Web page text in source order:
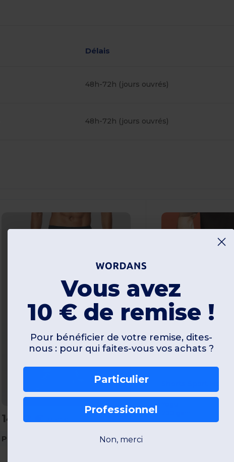
Délais
48h-72h (jours ouvrés)
48h-72h (jours ouvrés)
14,22 €
Proact PA154
9,96 €17,60 €
Vous avez
10 € de remise !
Pour bénéficier de votre remise, dites-
nous : pour qui faites-vous vos achats ?
Particulier
Professionnel
Non, merci